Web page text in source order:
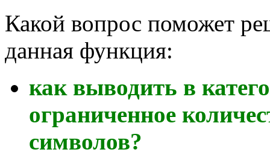
Какой вопрос поможет
данная функция:
как выводить в
ограниченное
символов?